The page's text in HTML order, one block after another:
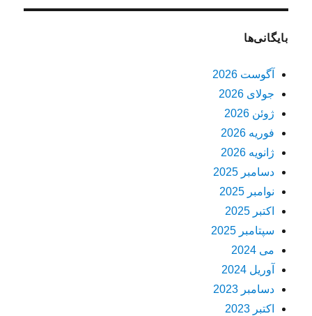
بایگانی‌ها
آگوست 2026
جولای 2026
ژوئن 2026
فوریه 2026
ژانویه 2026
دسامبر 2025
نوامبر 2025
اکتبر 2025
سپتامبر 2025
می 2024
آوریل 2024
دسامبر 2023
اکتبر 2023